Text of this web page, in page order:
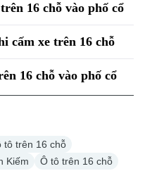
16 chỗ vào phố cổ
cấm xe trên 16 chỗ
16 chỗ vào phố cổ
tô trên 16 chỗ
Kiếm
Ô tô trên 16 chỗ